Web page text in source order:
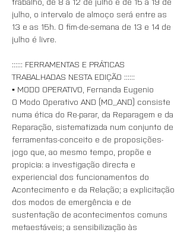
julho, o intervalo de almoço será entre as
13 e as 15h. O fim-de-semana de 13 e 14 de
julho é livre.
:::::: FERRAMENTAS E PRÁTICAS
TRABALHADAS NESTA EDIÇÃO ::::::
▪️ MODO OPERATIVO, Fernanda Eugenio
O Modo Operativo AND (MO_AND) consiste
numa ética do Re-parar, da Reparagem e da
Reparação, sistematizada num conjunto de
ferramentas-conceito e de proposições-
jogo que, ao mesmo tempo, propõe e
propicia: a investigação directa e
experiencial dos funcionamentos do
Acontecimento e da Relação; a explicitação
dos modos de emergência e de
sustentação de acontecimentos comuns
metaestáveis; a sensibilização às